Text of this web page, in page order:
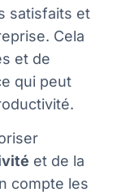
satisfaits et
Cela
et de
qui peut
et de la
compte les